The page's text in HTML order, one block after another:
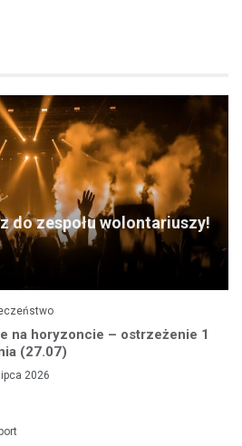
do zespołu wolontariuszy!
na horyzoncie – ostrzeżenie 1
(27.07)
2026